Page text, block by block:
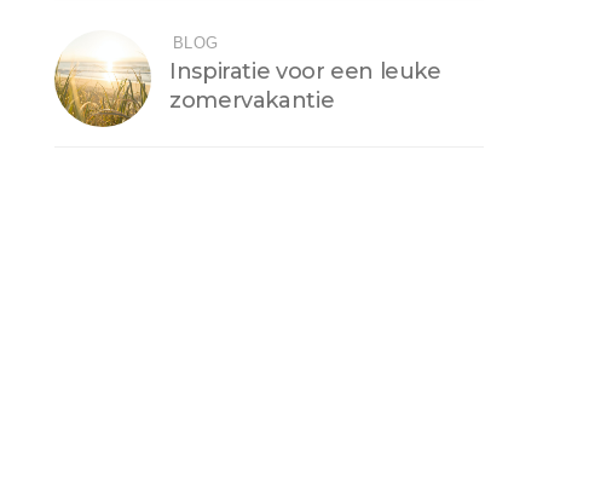
BLOG
Inspiratie voor een leuke
zomervakantie